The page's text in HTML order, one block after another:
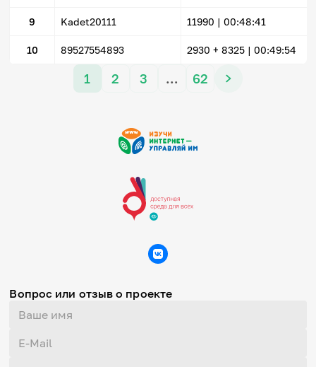
9 Kadet20111 11990 | 00:48:41
10 89527554893 2930 + 8325| 00:49:54
1 2 3 … 62
Вопрос или отзыв о проекте